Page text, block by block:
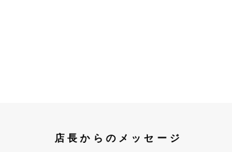
店長からのメッセージ